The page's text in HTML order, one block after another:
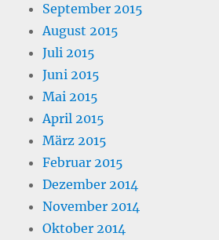
September 2015
August 2015
Juli 2015
Juni 2015
Mai 2015
April 2015
März 2015
Februar 2015
Dezember 2014
November 2014
Oktober 2014